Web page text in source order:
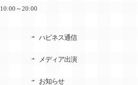
10:00～20:00
ハピネス通信
メディア出演
お知らせ